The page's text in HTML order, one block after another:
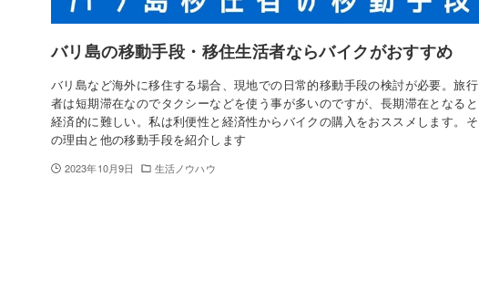
バリ島の移動手段・移住生活者ならバイクがおすすめ
バリ島など海外に移住する場合、現地での日常的移動手段の検討が必要。旅行
者は短期滞在なのでタクシーなどを使う事が多いのですが、長期滞在となると
経済的に難しい。私は利便性と経済性からバイクの購入をおススメします。そ
の理由と他の移動手段を紹介します
2023年10月9日 生活ノウハウ